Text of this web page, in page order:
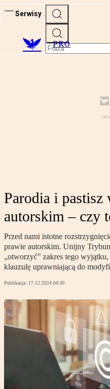
Serwisy
PRO
Parodia i pastisz
autorskim – czy
Przed nami istotne
prawie autorskim. Unijny
„otworzyć” zakres tego
klauzulę uprawniającą do
Publikacja: 17.12.2024 04:30